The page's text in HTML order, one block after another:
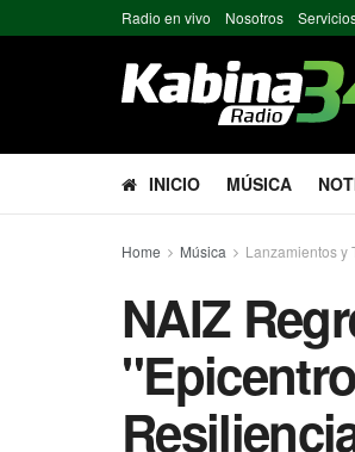
Radio en vivo Nosotros
INICIO MÚSICA
Home Música Lanzamientos y
NAIZ